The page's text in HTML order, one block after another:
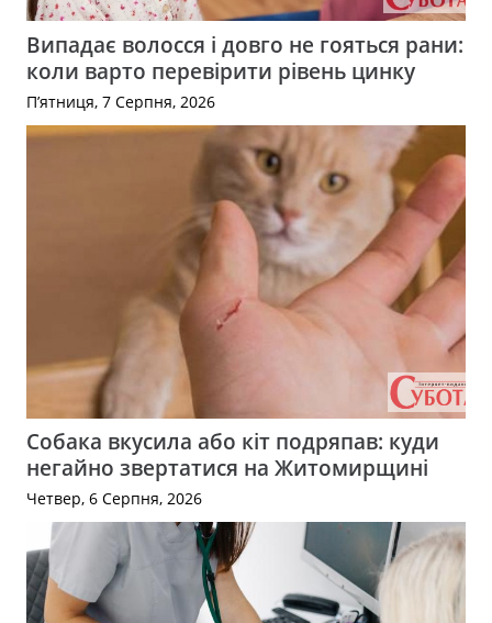
Випадає волосся і довго не гояться рани:
коли варто перевірити рівень цинку
П’ятниця, 7 Серпня, 2026
Собака вкусила або кіт подряпав: куди
негайно звертатися на Житомирщині
Четвер, 6 Серпня, 2026